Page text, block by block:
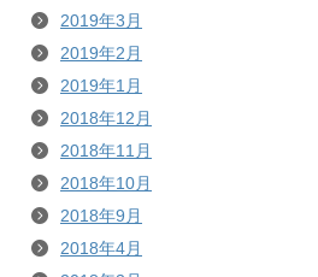
2019年3月
2019年2月
2019年1月
2018年12月
2018年11月
2018年10月
2018年9月
2018年4月